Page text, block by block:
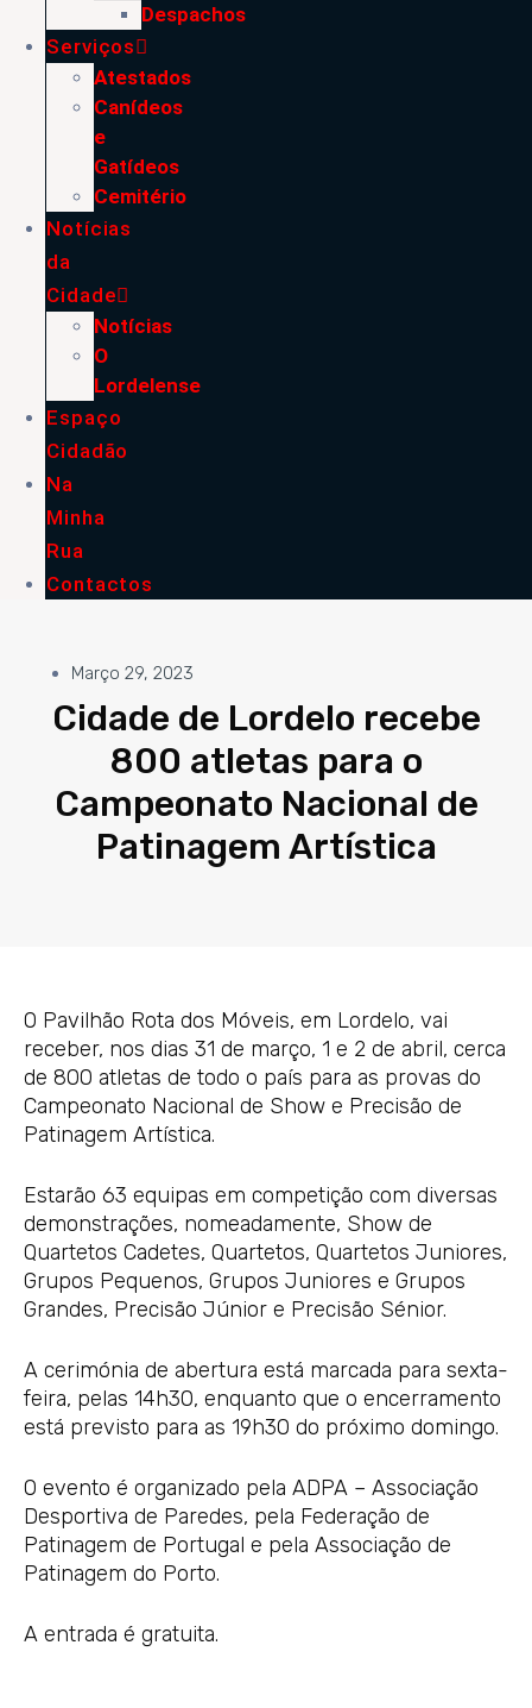
Despachos
Serviços
Atestados
Canídeos
e
Gatídeos
Cemitério
Notícias
da
Cidade
Notícias
O
Lordelense
Espaço
Cidadão
Na
Minha
Rua
Contactos
Março 29, 2023
Cidade de Lordelo recebe
800 atletas para o
Campeonato Nacional de
Patinagem Artística
O Pavilhão Rota dos Móveis, em Lordelo, vai
receber, nos dias 31 de março, 1 e 2 de abril, cerca
de 800 atletas de todo o país para as provas do
Campeonato Nacional de Show e Precisão de
Patinagem Artística.
Estarão 63 equipas em competição com diversas
demonstrações, nomeadamente, Show de
Quartetos Cadetes, Quartetos, Quartetos Juniores,
Grupos Pequenos, Grupos Juniores e Grupos
Grandes, Precisão Júnior e Precisão Sénior.
A cerimónia de abertura está marcada para sexta-
feira, pelas 14h30, enquanto que o encerramento
está previsto para as 19h30 do próximo domingo.
O evento é organizado pela ADPA – Associação
Desportiva de Paredes, pela Federação de
Patinagem de Portugal e pela Associação de
Patinagem do Porto.
A entrada é gratuita.